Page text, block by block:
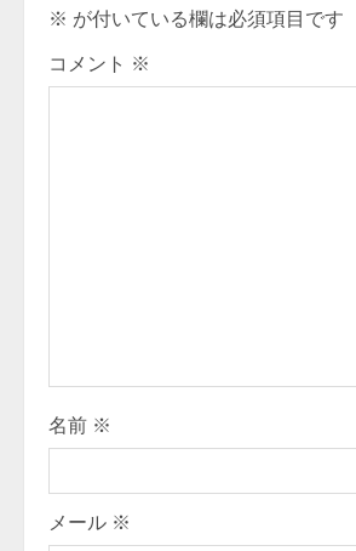
※ が付いている欄は必須項目です
コメント ※
名前 ※
メール ※